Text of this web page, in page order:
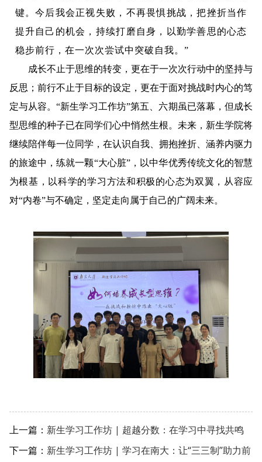
键。今后我会正视失败，不再畏惧挑战，把挫折当作
提升自己的机会，持续打磨自身，以勤学善思的心态
稳步前行，在一次次尝试中突破自我。”
成长不止于思维的转变，更在于一次次行动中的坚持与
反思；前行不止于目标的设定，更在于面对挑战时内心的笃
定与从容。“新生学习工作坊”第五、六期虽已落幕，但成长
型思维的种子已在同学们心中悄然生根。未来，新生学院将
继续陪伴每一位同学，在认识自我、拥抱挫折、涵养内驱力
的旅途中，练就一颗“大心脏”，以中华优秀传统文化的智慧
为根基，以科学的学习方法和积极的心态为双翼，从容应
对“内卷”与不确定，坚定走向属于自己的广阔未来。
上一篇： 新生学习工作坊 | 超越分数：在学习中寻找共鸣
下一篇： 新生学习工作坊 | 学习在南大：让“三三制”助力前